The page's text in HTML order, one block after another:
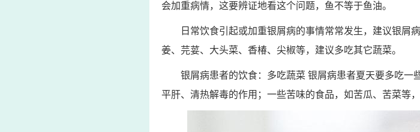
会加重病情，这要辨证地看这个问题，鱼不等于鱼油。
日常饮食引起或加重银屑病的事情常常发生，建议银屑
姜、芫荽、大头菜、香椿、尖椒等，建议多吃其它蔬菜。
银屑病患者的饮食：多吃蔬菜 银屑病患者夏天要多吃
平肝、清热解毒的作用；一些苦味的食品，如苦瓜、苦菜等